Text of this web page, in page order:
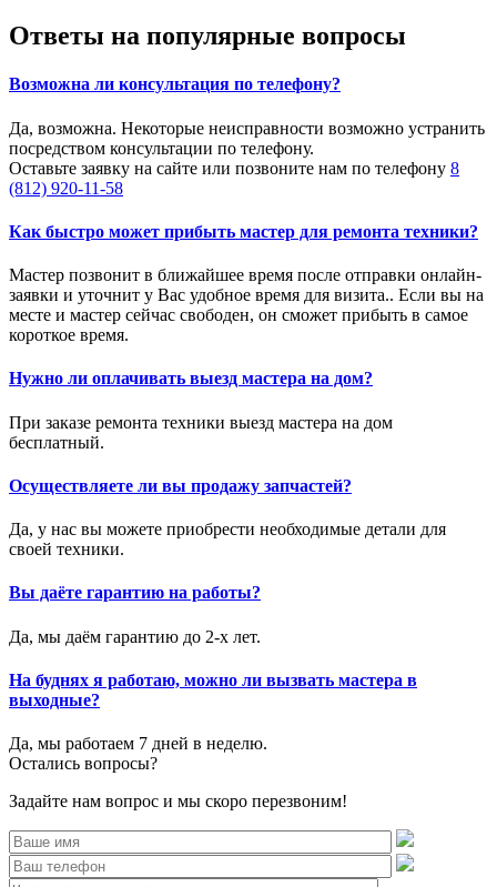
Ответы на популярные вопросы
Возможна ли консультация по телефону?
Да, возможна. Некоторые неисправности возможно устранить
посредством консультации по телефону.
Оставьте заявку на сайте или позвоните нам по телефону 8
(812) 920-11-58
Как быстро может прибыть мастер для ремонта техники?
Мастер позвонит в ближайшее время после отправки онлайн-
заявки и уточнит у Вас удобное время для визита.. Если вы на
месте и мастер сейчас свободен, он сможет прибыть в самое
короткое время.
Нужно ли оплачивать выезд мастера на дом?
При заказе ремонта техники выезд мастера на дом
бесплатный.
Осуществляете ли вы продажу запчастей?
Да, у нас вы можете приобрести необходимые детали для
своей техники.
Вы даёте гарантию на работы?
Да, мы даём гарантию до 2-х лет.
На буднях я работаю, можно ли вызвать мастера в
выходные?
Да, мы работаем 7 дней в неделю.
Остались вопросы?
Задайте нам вопрос и мы скоро перезвоним!